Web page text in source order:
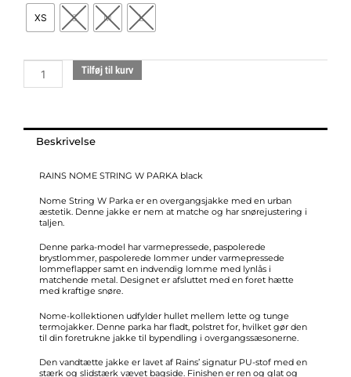
XS S M L
STRING
antal
Tilføj til kurv
Beskrivelse
RAINS NOME STRING W PARKA black
Nome String W Parka er en overgangsjakke med en urban
æstetik. Denne jakke er nem at matche og har snørejustering i
taljen.
Denne parka-model har varmepressede, paspolerede
brystlommer, paspolerede lommer under varmepressede
lommeflapper samt en indvendig lomme med lynlås i
matchende metal. Designet er afsluttet med en foret hætte
med kraftige snøre.
Nome-kollektionen udfylder hullet mellem lette og tunge
termojakker. Denne parka har fladt, polstret for, hvilket gør den
til din foretrukne jakke til bypendling i overgangssæsonerne.
Den vandtætte jakke er lavet af Rains’ signatur PU-stof med en
stærk og slidstærk vævet bagside. Finishen er ren og glat og